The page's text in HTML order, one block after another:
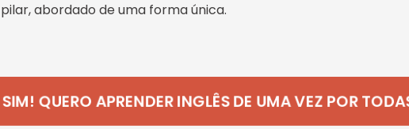
pilar, abordado de uma forma única.
SIM! QUERO APRENDER INGLÊS DE UMA VEZ POR TODAS!